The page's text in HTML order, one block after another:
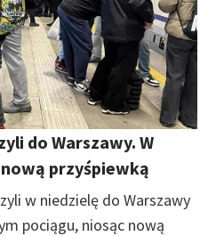
do Warszawy. W
przyśpiewką
w niedzielę do Warszawy
pociągu, niosąc nową